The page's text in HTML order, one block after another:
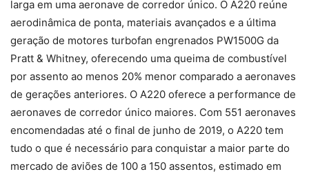
larga em uma aeronave de corredor único. O A220 reúne
aerodinâmica de ponta, materiais avançados e a última
geração de motores turbofan engrenados PW1500G da
Pratt & Whitney, oferecendo uma queima de combustível
por assento ao menos 20% menor comparado a aeronaves
de gerações anteriores. O A220 oferece a performance de
aeronaves de corredor único maiores. Com 551 aeronaves
encomendadas até o final de junho de 2019, o A220 tem
tudo o que é necessário para conquistar a maior parte do
mercado de aviões de 100 a 150 assentos, estimado em